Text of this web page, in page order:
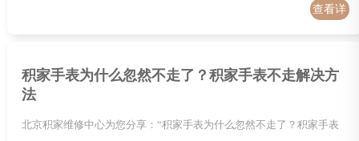
查看详
积家手表为什么忽然不走了？积家手表不走解决方
法
北京积家维修中心为您分享：“积家手表为什么忽然不走了？积家手表